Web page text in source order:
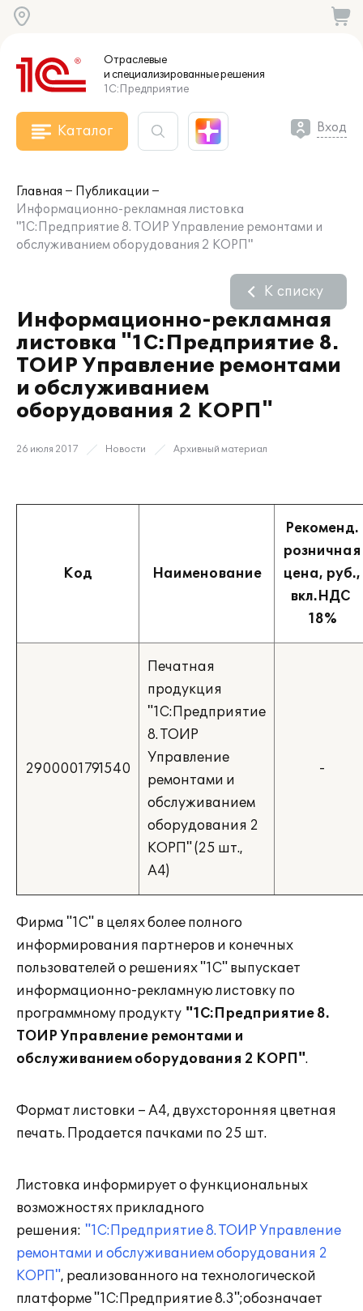
Отраслевые
и специализированныерешения
1С:Предприятие
Каталог Вход
Главная
Публикации
Информационно-рекламная листовка
"1С:Предприятие 8. ТОИР Управление ремонтами и
обслуживанием оборудования 2 КОРП"
Информационно-рекламная
листовка "1С:Предприятие 8.
ТОИР Управление ремонтами
и обслуживанием
оборудования 2 КОРП"
К списку
26 июля 2017 Новости Архивный материал
Код Наименование
Рекоменд.
розничная
цена, руб.,
вкл.НДС
18%
2900001791540
Печатная
продукция
"1С:Предприятие
8. ТОИР
Управление
ремонтами и
обслуживанием
оборудования 2
КОРП" (25 шт.,
А4)
-
Фирма "1С" в целях более полного
информирования партнеров и конечных
пользователей о решениях "1С" выпускает
информационно-рекламную листовку по
программному продукту "1С:Предприятие 8.
ТОИР Управление ремонтами и
обслуживанием оборудования 2 КОРП".
Формат листовки – А4, двухсторонняя цветная
печать. Продается пачками по 25 шт.
Листовка информирует о функциональных
возможностях прикладного
решения: "1С:Предприятие 8. ТОИР Управление
ремонтами и обслуживанием оборудования 2
КОРП", реализованного на технологической
платформе "1С:Предприятие 8.3";обозначает